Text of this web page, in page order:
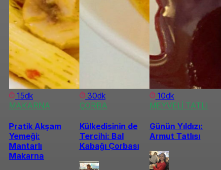
15dk
MAKARNA
Pratik Akşam
Yemeği:
Mantarlı
Makarna
30dk
ÇORBA
Külkedisinin de
Tercihi: Bal
Kabağı Çorbası
10dk
MEYVELİ TATLI
Günün Yıldızı:
Armut Tatlısı